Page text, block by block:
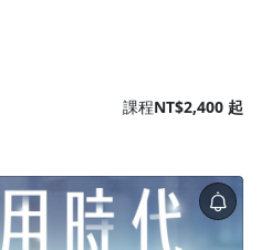
課程NT$2,400 起